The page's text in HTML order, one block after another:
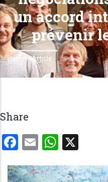
un accord
prévenir
Breadcrumb
Home -Article
Share
Facebook
Email